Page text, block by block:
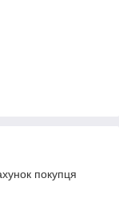
покупця